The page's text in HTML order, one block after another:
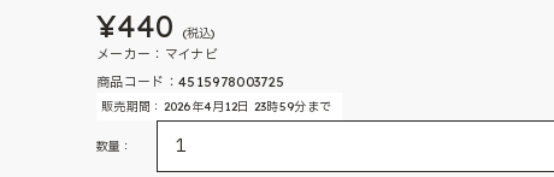
¥440 (税込)
メーカー：マイナビ
商品コード：4515978003725
販売期間：2026年4月12日 23時59分まで
数量：